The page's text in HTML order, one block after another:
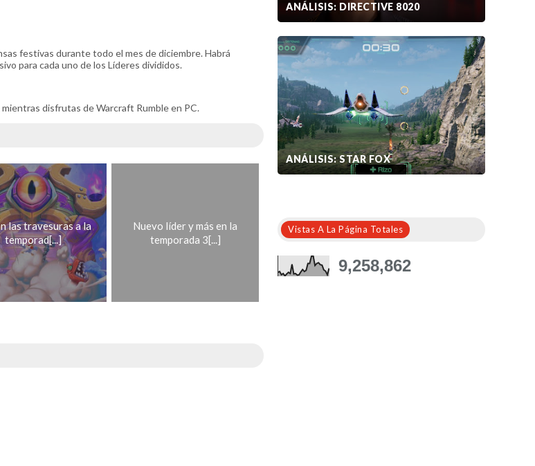
festivas durante todo el mes de diciembre. Habrá
para cada uno de los Líderes divididos.
disfrutas de Warcraft Rumble en PC.
las travesuras a la
temporad[...]
Nuevo líder y más en la
temporada 3[...]
ANÁLISIS: DIRECTIVE 8020
ANÁLISIS: STAR FOX
Vistas A La Página Totales
9,258,862